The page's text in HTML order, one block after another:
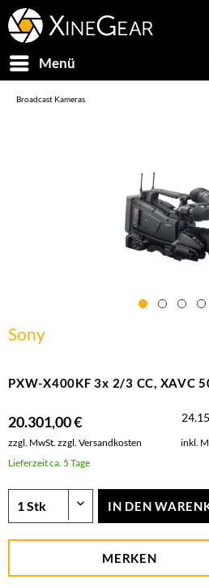
Menü
Broadcast Kameras
Sony
PXW-X400KF 3x 2/3 CC, XAVC
20.301,00 €
zzgl. MwSt. zzgl. Versandkosten inkl.
Lieferzeit ca. 5 Tage
IN DEN
MERKEN